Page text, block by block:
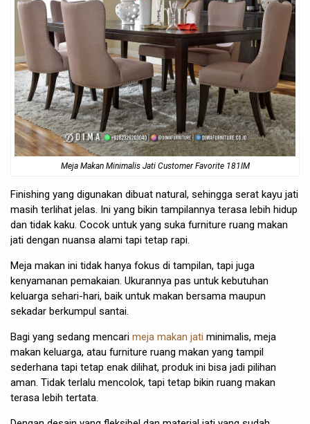
Meja Makan Minimalis Jati Customer Favorite 181IM
Finishing yang digunakan dibuat natural, sehingga serat kayu jati
masih terlihat jelas. Ini yang bikin tampilannya terasa lebih hidup
dan tidak kaku. Cocok untuk yang suka furniture ruang makan
jati dengan nuansa alami tapi tetap rapi.
Meja makan ini tidak hanya fokus di tampilan, tapi juga
kenyamanan pemakaian. Ukurannya pas untuk kebutuhan
keluarga sehari-hari, baik untuk makan bersama maupun
sekadar berkumpul santai.
Bagi yang sedang mencari meja makan jati minimalis, meja
makan keluarga, atau furniture ruang makan yang tampil
sederhana tapi tetap enak dilihat, produk ini bisa jadi pilihan
aman. Tidak terlalu mencolok, tapi tetap bikin ruang makan
terasa lebih tertata.